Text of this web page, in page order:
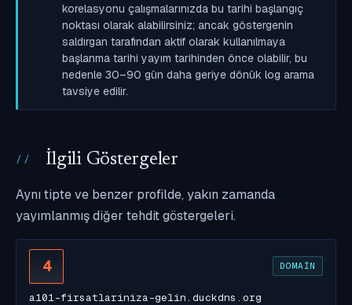
korelasyonu çalışmalarınızda bu tarihi başlangıç
noktası olarak alabilirsiniz; ancak göstergenin
saldırgan tarafından aktif olarak kullanılmaya
başlanma tarihi yayım tarihinden önce olabilir, bu
nedenle 30–90 gün daha geriye dönük log arama
tavsiye edilir.
İlgili Göstergeler
Aynı tipte ve benzer profilde, yakın zamanda
yayımlanmış diğer tehdit göstergeleri.
4 DOMAIN
a101-firsatlariniza-gelin.duckdns.org